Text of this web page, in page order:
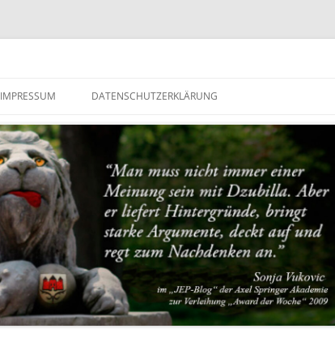
IMPRESSUM DATENSCHUTZERKLÄRUNG